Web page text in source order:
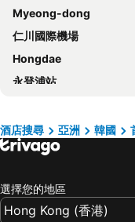
Solaria Nishitetsu Hotel Seoul
Novotel Suites Ambassador Seoul
Grand Hilton Seoul
Hotel Skypark Central
ibis Styles Ambassador Seoul
Novotel Ambassador Seoul Dongdaemun Hotels &
Hotel Skypark
Hotel Venue G
Myeong-dong
仁川國際機場
Hongdae
永登浦站
COEX商場
龍山站
Gwanghwamun
Jongno
酒店搜尋 亞洲 韓國
選擇您的地區